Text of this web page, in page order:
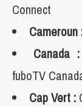
Connect
Cameroun
Canada :
fuboTV
Cap Vert :